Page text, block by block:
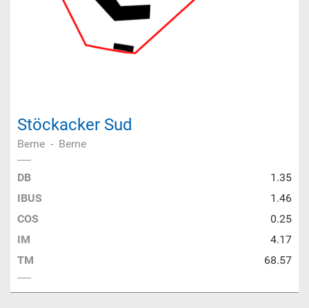
Stöckacker Sud
Berne - Berne
DB
1.35
IBUS
1.46
COS
0.25
IM
4.17
TM
68.57